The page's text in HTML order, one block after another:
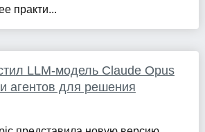
практи...
LLM-модель Claude Opus
агентов для решения